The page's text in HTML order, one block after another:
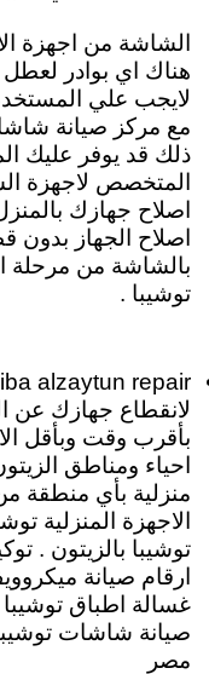
الشاشة من اجهزة
هناك اي بوادر
لايجب علي
مع مركز صيانة
ذلك قد يوفر عليك
المتخصص لاجهزة
اصلاح جهازك
اصلاح الجهاز بدون
بالشاشة من مرحلة
توشيبا .
لانقطاع جهازك عن
بأقرب وقت وبأقل
احياء ومناطق
منزلية بأي منطقة
الاجهزة المنزلية
توشيبا بالزيتون .
ارقام صيانة
غسالة اطباق
صيانة شاشات
مصر